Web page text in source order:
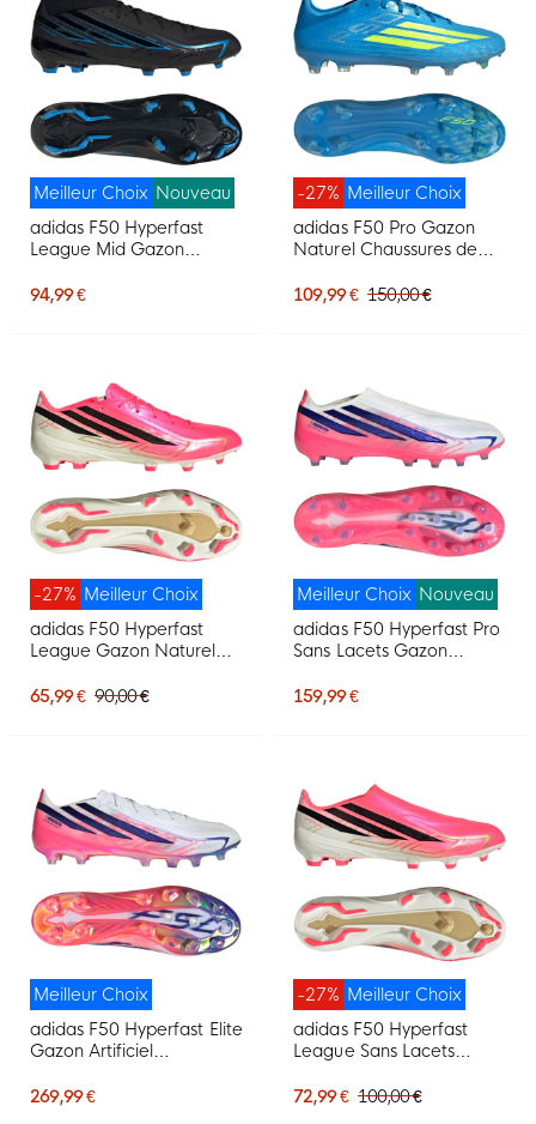
Meilleur Choix Nouveau
adidas F50 Hyperfast
League Mid Gazon
Foot (FG) Noir Noir Bleu
94,99 €
Meilleur Choix
-27%
adidas F50 Pro Gazon
Naturel Chaussures de
Jaune
109,99 € 150,00 €
Meilleur Choix
-27%
adidas F50 Hyperfast
League Gazon Naturel
Rose Vif Noir Doré Blanc
65,99 € 90,00 €
Meilleur Choix Nouveau
adidas F50 Hyperfast Pro
Sans Lacets Gazon
Foot (AG) Blanc Mauve
159,99 €
Meilleur Choix
adidas F50 Hyperfast Elite
Gazon Artificiel
Blanc Mauve Rose
269,99 €
Meilleur Choix
-27%
adidas F50 Hyperfast
League Sans Lacets
Chaussures de Foot (FG)
72,99 € 100,00 €